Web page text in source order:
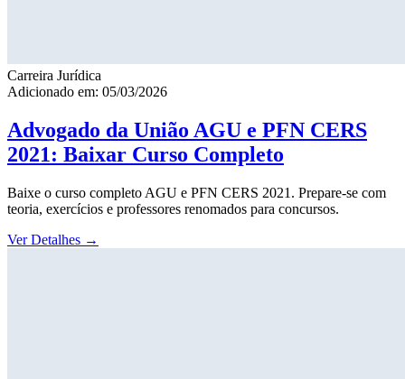
Carreira Jurídica
Adicionado em: 05/03/2026
Advogado da União AGU e PFN CERS
2021: Baixar Curso Completo
Baixe o curso completo AGU e PFN CERS 2021. Prepare-se com
teoria, exercícios e professores renomados para concursos.
Ver Detalhes →